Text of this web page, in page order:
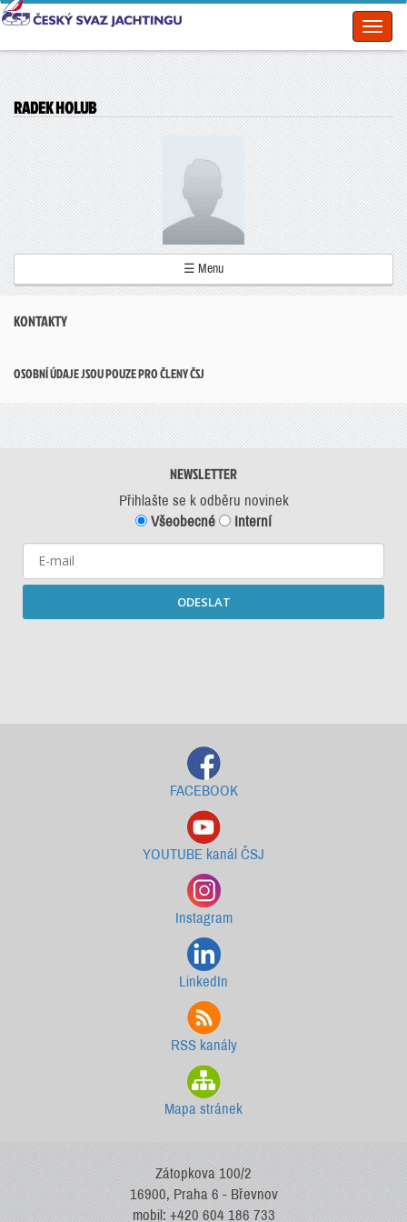
RADEK HOLUB
☰ Menu
KONTAKTY
OSOBNÍ ÚDAJE JSOU POUZE PRO ČLENY ČSJ
NEWSLETTER
Přihlašte se k odběru novinek
Všeobecné
Interní
ODESLAT
FACEBOOK
YOUTUBE kanál ČSJ
Instagram
LinkedIn
RSS kanály
Mapa stránek
Zátopkova 100/2
16900, Praha 6 - Břevnov
mobil: +420 604 186 733